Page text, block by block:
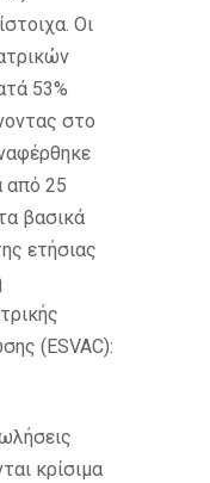
Οι
53%
στο
από 25
βασικά
ετήσιας
(ESVAC):
κρίσιμα